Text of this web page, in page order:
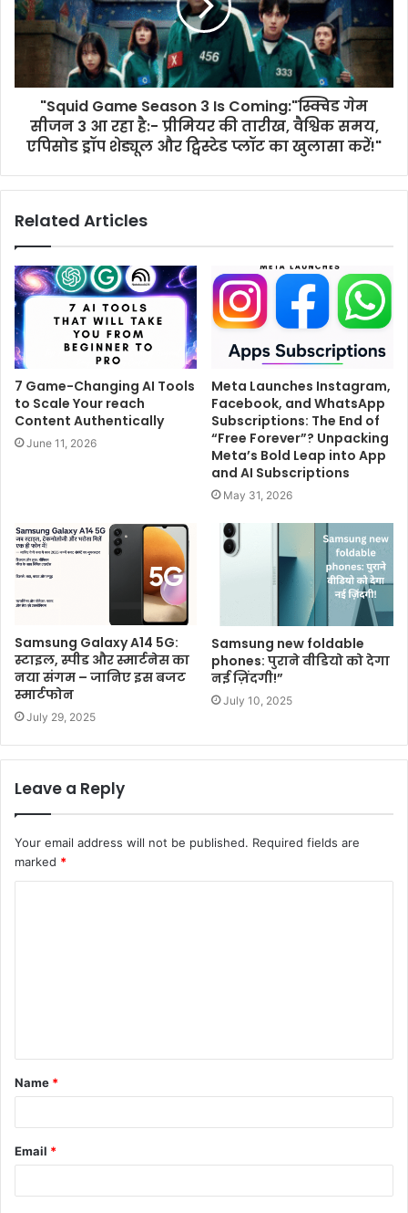
"Squid Game Season 3 Is Coming:"स्क्विड गेम
सीजन 3 आ रहा है:- प्रीमियर की तारीख, वैश्विक समय,
एपिसोड ड्रॉप शेड्यूल और ट्विस्टेड प्लॉट का खुलासा करें!"
Related Articles
7 Game-Changing AI Tools
to Scale Your reach
Content Authentically
June 11, 2026
Meta Launches Instagram,
Facebook, and WhatsApp
Subscriptions: The End of
“Free Forever”? Unpacking
Meta’s Bold Leap into App
and AI Subscriptions
May 31, 2026
Samsung Galaxy A14 5G:
स्टाइल, स्पीड और स्मार्टनेस का
नया संगम – जानिए इस बजट
स्मार्टफोन
July 29, 2025
Samsung new foldable
phones: पुराने वीडियो को देगा
नई ज़िंदगी!”
July 10, 2025
Leave a Reply
Your email address will not be published. Required fields are
marked *
t
*
Name *
Email *